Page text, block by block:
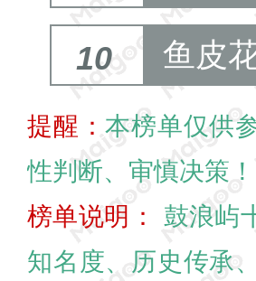
10 鱼皮
提醒：本榜单仅供
性判断、审慎决策！
榜单说明：
鼓浪屿
知名度、历史传承